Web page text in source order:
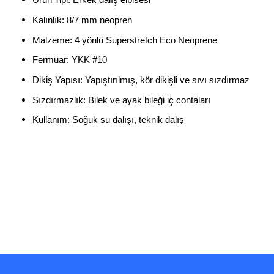
Kalınlık: 8/7 mm neopren
Malzeme: 4 yönlü Superstretch Eco Neoprene
Fermuar: YKK #10
Dikiş Yapısı: Yapıştırılmış, kör dikişli ve sıvı sızdırmaz
Sızdırmazlık: Bilek ve ayak bileği iç contaları
Kullanım: Soğuk su dalışı, teknik dalış